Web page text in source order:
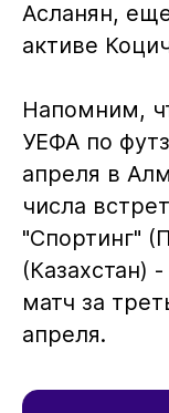
Асланян,
активе
Напомним,
УЕФА по
апреля в
числа
"Спортинг"
(Казахстан)
матч за
апреля.